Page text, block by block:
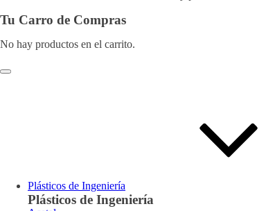
Tu Carro de Compras
No hay productos en el carrito.
Plásticos de Ingeniería
Plásticos de Ingeniería